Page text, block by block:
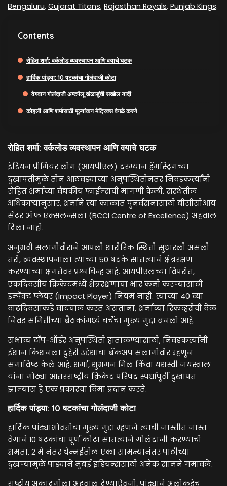
Bengaluru, Gujarat Titans, Rajasthan Royals, Punjab Kings.
Contents
रोहित शर्मा: वर्कलोड व्यवस्थापन आणि वयाचे घटक
हार्दिक पांड्या: 10 षटकांचा गोलंदाजी कोटा
वेगवान गोलंदाजी अष्टपैलू खेळाडूंची सखोल यादी
कोहली आणि शर्मासाठी मूल्यांकन मेट्रिक्स वेगळे करणे
रोहित शर्मा: वर्कलोड व्यवस्थापन आणि वयाचे घटक
इंडियन प्रीमियर लीग (आयपीएल) दरम्यान हॅमस्ट्रिंगच्या
दुखापतीमुळे तीन आठवड्यांच्या अनुपस्थितीनंतर निवडकर्त्यांनी
रोहित शर्माच्या वैद्यकीय फाईल्सची मागणी केली. संस्थेतील
अधिकाऱ्यांनुसार, शर्माने त्या काळात पुनर्वसनासाठी बीसीसीआय
सेंटर ऑफ एक्सलन्सला (BCCI Centre of Excellence) अहवाल
दिला नाही.
अनुभवी सलामीवीराने आपली शारीरिक स्थिती सुधारली असली
तरी, व्यवस्थापनाला त्याच्या 50 षटके सातत्याने क्षेत्ररक्षण
करण्याच्या क्षमतेवर प्रश्नचिन्ह आहे. आयपीएलच्या विपरीत,
एकदिवसीय क्रिकेटमध्ये क्षेत्ररक्षणाचा भार कमी करण्यासाठी
इम्पॅक्ट प्लेयर (Impact Player) नियम नाही. त्याच्या 40 व्या
वाढदिवसाकडे वाटचाल करत असताना, शर्माच्या रिकव्हरीची वेळ
निवड समितीच्या बैठकांमध्ये चर्चेचा मुख्य मुद्दा बनली आहे.
संभाव्य टॉप-ऑर्डर अनुपस्थिती हाताळण्यासाठी, निवडकर्त्यांनी
ईशान किशनला दुहेरी उद्देशाचा बॅकअप सलामीवीर म्हणून
समाविष्ट केले आहे. शर्मा, शुभमन गिल किंवा यशस्वी जयस्वाल
यांना मोठ्या आंतरराष्ट्रीय क्रिकेट परिषद स्पर्धांपूर्वी दुखापत
झाल्यास हे एक प्रकारचा विमा प्रदान करते.
हार्दिक पांड्या: 10 षटकांचा गोलंदाजी कोटा
हार्दिक पांड्याभोवतीचा मुख्य मुद्दा म्हणजे त्याची जास्तीत जास्त
वेगाने 10 षटकांचा पूर्ण कोटा सातत्याने गोलंदाजी करण्याची
क्षमता. 2 मे नंतर चेन्नईतील एका सामन्यानंतर पाठीच्या
दुखण्यामुळे पांड्याने मुंबई इंडियन्ससाठी अनेक सामने गमावले.